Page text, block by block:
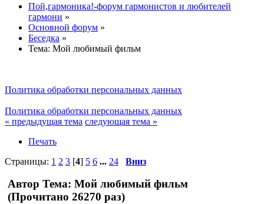
Пой,гармоника!-форум гармонистов и любителей
гармони »
Основной форум »
Беседка »
Тема: Мой любимый фильм
Политика обработки персональных данных
Политика обработки персональных данных
« предыдущая тема следующая тема »
Печать
Страницы: 1 2 3 [4] 5 6 ... 24 Вниз
Автор Тема: Мой любимый фильм
(Прочитано 26270 раз)